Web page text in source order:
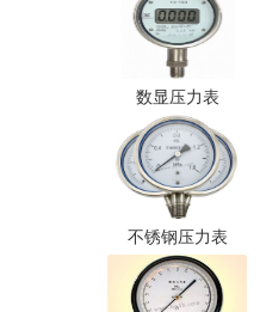
数显压力表
不锈钢压力表